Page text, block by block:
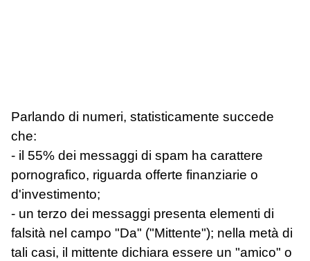
Parlando di numeri, statisticamente succede
che:
- il 55% dei messaggi di spam ha carattere
pornografico, riguarda offerte finanziarie o
d'investimento;
- un terzo dei messaggi presenta elementi di
falsità nel campo "Da" ("Mittente"); nella metà di
tali casi, il mittente dichiara essere un "amico" o